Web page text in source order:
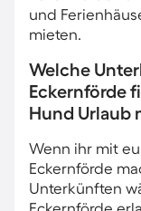
und
mieten.
Welche
Eckernförde
Hund Urlaub
Wenn ihr mit
Eckernförde
Unterkünften